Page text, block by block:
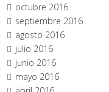
octubre 2016
septiembre 2016
agosto 2016
julio 2016
junio 2016
mayo 2016